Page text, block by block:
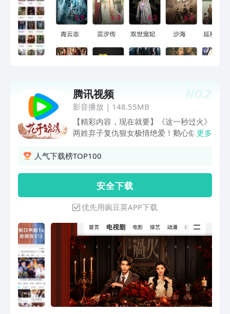
NO.2
腾讯视频
影音播放 | 148.55MB
【精彩内容，现在就要】《这一秒过火》
两姓弃子复仇狠女极情绝爱！鹅心似火，
豪蓝盈莹临危受命，硬核演习燃爆逆袭
生，揭秘失踪真相《蝉》法内狂徒极致博
弈！钟楚曦吴镇宇郑云龙烧脑狼人杀《地
球超新鲜 第2季》地球厨王大赛！刘宇宁
宋茜堵上尊严一战，孙红雷郭京飞藏锅偷
油都不省心；地球团全员cos法国宫廷装
扮，继承者之战打响！舞蹈比拼李乃文大
劈叉被拖走，林一王玉雯竟是母子？《一
饭封神 第2季》回归！风云再起，原班人
马全新赛制，残酷比拼下谁能晋级？剧毒
石头鱼下锅，见手青登场，爆浆烤羊眼惊
呆谢霆锋！不看头衔只看厨艺，世界名厨
为晋级拼了！《心动的信号 第9季》恋综
更多
人气下载榜TOP100
安 全 下 载
优先用豌豆荚APP下载